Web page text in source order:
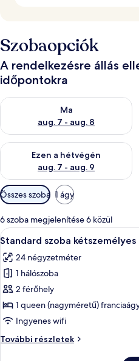
Szobaopciók
A rendelkezésre állás
időpontokra
Ma
aug. 7 - aug. 8
A ma esti rendelkezésre állás
Ezen a hétvégén
aug. 7 - aug. 9
A mostani hétvégi
Szobákhoz
rendelkezésre
álló
szűrők
Összes szoba 1 ágy
6 szoba megjelenítése 6 közül
A
következő
szoba
összes
képének
megtekintése:
Standard
kétszemélyes
4
Standard szoba kétszemélyes
24 négyzetméter
1 hálószoba
2 férőhely
1 queen (nagyméretű)
Ingyenes wifi
További részletek
Standard